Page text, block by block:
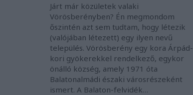
Járt már közületek valaki
Vörösberényben? Én megmondom
őszintén azt sem tudtam, hogy létezik
(valójában létezett) egy ilyen nevű
település. Vörösberény egy kora Árpád-
kori gyökerekkel rendelkező, egykor
önálló község, amely 1971 óta
Balatonalmádi északi városrészeként
ismert. A Balaton-felvidék…